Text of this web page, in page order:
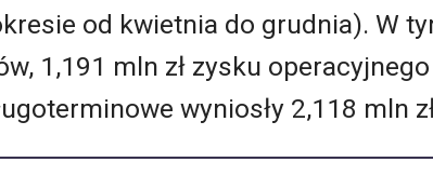
od kwietnia do grudnia). W
1,191 mln zł zysku
wyniosły 2,118 mln